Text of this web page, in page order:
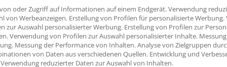
oder Zugriff auf Informationen auf einem Endgerät. Verwendung
von Werbeanzeigen. Erstellung von Profilen für personalisierte
zur Auswahl personalisierter Werbung. Erstellung von Profilen zur
Verwendung von Profilen zur Auswahl personalisierter Inhalte.
Messung der Performance von Inhalten. Analyse von Zielgruppen
von Daten aus verschiedenen Quellen. Entwicklung und
reduzierter Daten zur Auswahl von Inhalten.